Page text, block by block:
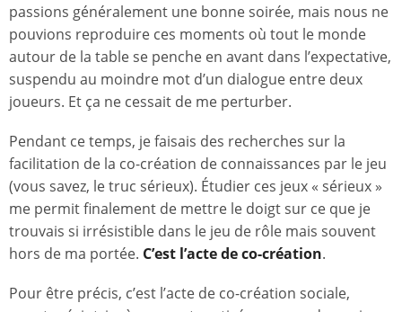
passions généralement une bonne soirée, mais nous ne
pouvions reproduire ces moments où tout le monde
autour de la table se penche en avant dans l’expectative,
suspendu au moindre mot d’un dialogue entre deux
joueurs. Et ça ne cessait de me perturber.
Pendant ce temps, je faisais des recherches sur la
facilitation de la co-création de connaissances par le jeu
(vous savez, le truc sérieux). Étudier ces jeux « sérieux »
me permit finalement de mettre le doigt sur ce que je
trouvais si irrésistible dans le jeu de rôle mais souvent
hors de ma portée. C’est l’acte de co-création.
Pour être précis, c’est l’acte de co-création sociale,